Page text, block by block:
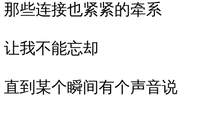
那些连接也紧紧的牵系
让我不能忘却
直到某个瞬间有个声音说